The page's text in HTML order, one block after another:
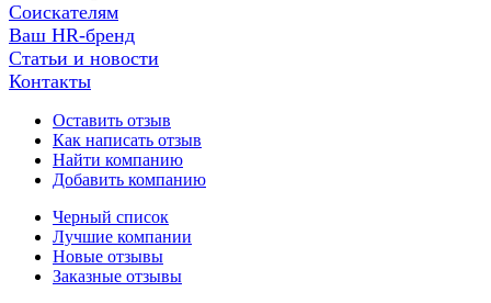
Соискателям
Ваш HR-бренд
Статьи и новости
Контакты
Оставить отзыв
Как написать отзыв
Найти компанию
Добавить компанию
Черный список
Лучшие компании
Новые отзывы
Заказные отзывы